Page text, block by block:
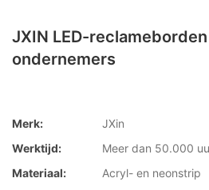
JXIN LED-
ondernemers
Merk:
JXin
Werktijd:
Meer dan 50.000
Materiaal:
Acryl- en neonstrip